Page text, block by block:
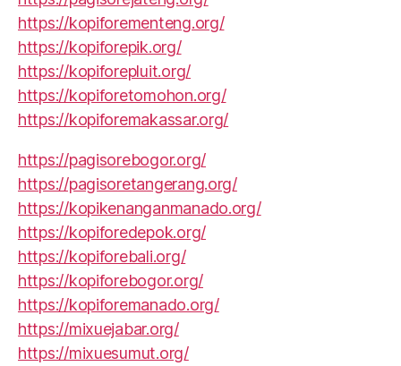
https://kopiforementeng.org/
https://kopiforepik.org/
https://kopiforepluit.org/
https://kopiforetomohon.org/
https://kopiforemakassar.org/
https://pagisorebogor.org/
https://pagisoretangerang.org/
https://kopikenanganmanado.org/
https://kopiforedepok.org/
https://kopiforebali.org/
https://kopiforebogor.org/
https://kopiforemanado.org/
https://mixuejabar.org/
https://mixuesumut.org/